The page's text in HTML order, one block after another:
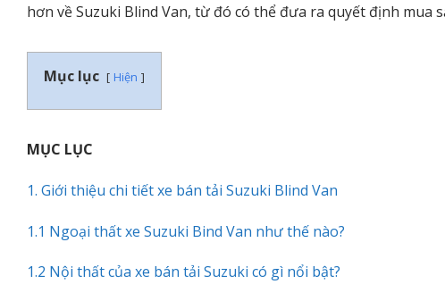
hơn về Suzuki Blind Van, từ đó có thể đưa ra quyết định mua
Mục lục Hiện
MỤC LỤC
1. Giới thiệu chi tiết xe bán tải Suzuki Blind Van
1.1 Ngoại thất xe Suzuki Bind Van như thế nào?
1.2 Nội thất của xe bán tải Suzuki có gì nổi bật?